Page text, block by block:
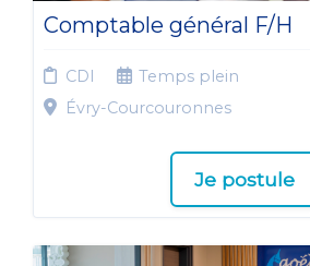
Comptable général F/H
CDI
Temps plein
Évry-Courcouronnes
Je postule